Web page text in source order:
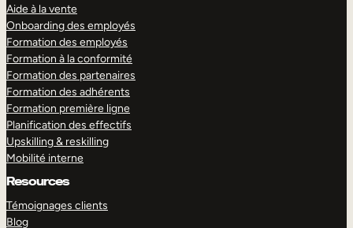
Aide à la vente
Onboarding des employés
Formation des employés
Formation à la conformité
Formation des partenaires
Formation des adhérents
Formation première ligne
Planification des effectifs
Upskilling & reskilling
Mobilité interne
Resources
Témoignages clients
Blog